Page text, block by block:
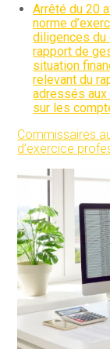
Arrêté du 20
norme
diligences du
rapport de
situation
relevant du
adressés aux
sur les
Commissaires
d’exercice